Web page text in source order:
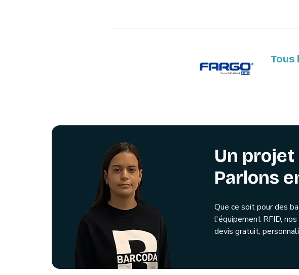
Tous
Un projet
Parlons
Que ce soit pour des
l'équipement RFID,
devis gratuit,